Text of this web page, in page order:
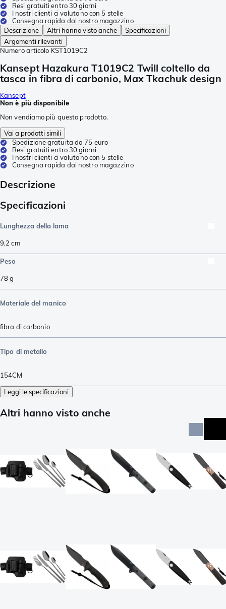
Resi gratuiti entro 30 giorni
I nostri clienti ci valutano con 5 stelle
Consegna rapida dal nostro magazzino
Descrizione
Altri hanno visto anche
Specificazioni
Argomenti rilevanti
Numero articolo KST1019C2
Kansept Hazakura T1019C2 Twill coltello da
tasca in fibra di carbonio, Max Tkachuk design
Kansept
Non è più disponibile
Non vendiamo più questo prodotto.
Vai a prodotti simili
Spedizione gratuita da 75 euro
Resi gratuiti entro 30 giorni
I nostri clienti ci valutano con 5 stelle
Consegna rapida dal nostro magazzino
Descrizione
Specificazioni
Lunghezza della lama
9,2 cm
Peso
78g
Materiale del manico
fibra di carbonio
Tipo di metallo
154CM
Leggi le specificazioni
Altri hanno visto anche